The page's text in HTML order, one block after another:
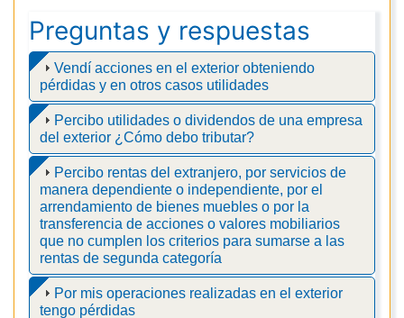
Preguntas y respuestas
Vendí acciones en el exterior obteniendo
pérdidas y en otros casos utilidades
Percibo utilidades o dividendos de una empresa
del exterior ¿Cómo debo tributar?
Percibo rentas del extranjero, por servicios de
manera dependiente o independiente, por el
arrendamiento de bienes muebles o por la
transferencia de acciones o valores mobiliarios
que no cumplen los criterios para sumarse a las
rentas de segunda categoría
Por mis operaciones realizadas en el exterior
tengo pérdidas